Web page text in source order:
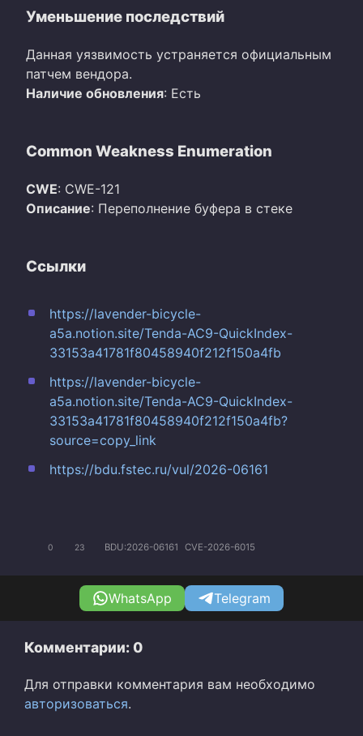
Уменьшение последствий
Данная уязвимость устраняется официальным
патчем вендора.
Наличие обновления: Есть
Common Weakness Enumeration
CWE: CWE-121
Описание: Переполнение буфера в стеке
Ссылки
https://lavender-bicycle-
a5a.notion.site/Tenda-AC9-QuickIndex-
33153a41781f80458940f212f150a4fb
https://lavender-bicycle-
a5a.notion.site/Tenda-AC9-QuickIndex-
33153a41781f80458940f212f150a4fb?
source=copy_link
https://bdu.fstec.ru/vul/2026-06161
0 23 BDU:2026-06161 CVE-2026-6015
WhatsApp Telegram
Комментарии: 0
Для отправки комментария вам необходимо
авторизоваться.